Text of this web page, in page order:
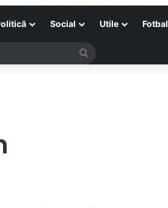
Social Utile Fotbal
Search